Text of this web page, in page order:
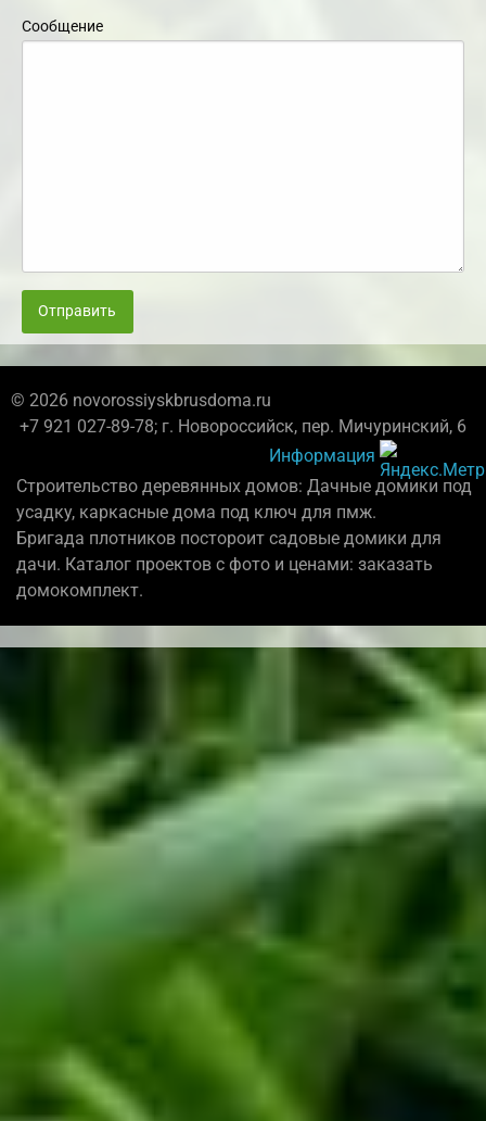
Сообщение
Отправить
© 2026 novorossiyskbrusdoma.ru
+7 921 027-89-78; г. Новороссийск, пер. Мичуринский, 6
Информация
Строительство деревянных домов: Дачные домики под
усадку, каркасные дома под ключ для пмж.
Бригада плотников постороит садовые домики для
дачи. Каталог проектов с фото и ценами: заказать
домокомплект.